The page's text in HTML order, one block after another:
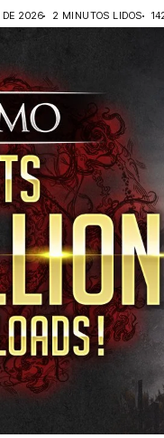
DE 2026 2 MINUTOS LIDOS